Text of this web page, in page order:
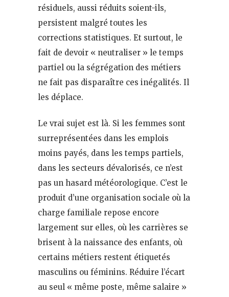
résiduels, aussi réduits soient-ils,
persistent malgré toutes les
corrections statistiques. Et surtout, le
fait de devoir « neutraliser » le temps
partiel ou la ségrégation des métiers
ne fait pas disparaître ces inégalités. Il
les déplace.
Le vrai sujet est là. Si les femmes sont
surreprésentées dans les emplois
moins payés, dans les temps partiels,
dans les secteurs dévalorisés, ce n’est
pas un hasard météorologique. C’est le
produit d’une organisation sociale où la
charge familiale repose encore
largement sur elles, où les carrières se
brisent à la naissance des enfants, où
certains métiers restent étiquetés
masculins ou féminins. Réduire l’écart
au seul « même poste, même salaire »